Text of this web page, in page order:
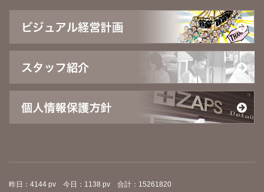
昨日：4144 pv 今日：1138 pv 合計：15261820